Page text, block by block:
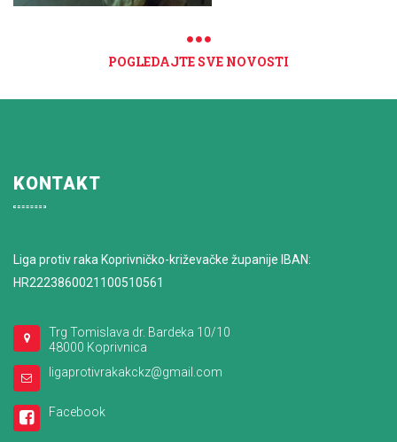
POGLEDAJTE SVE NOVOSTI
KONTAKT
Liga protiv raka Koprivničko-križevačke županije IBAN:
HR2223860021100510561
Trg Tomislava dr. Bardeka 10/10
48000 Koprivnica
ligaprotivrakakckz@gmail.com
Facebook